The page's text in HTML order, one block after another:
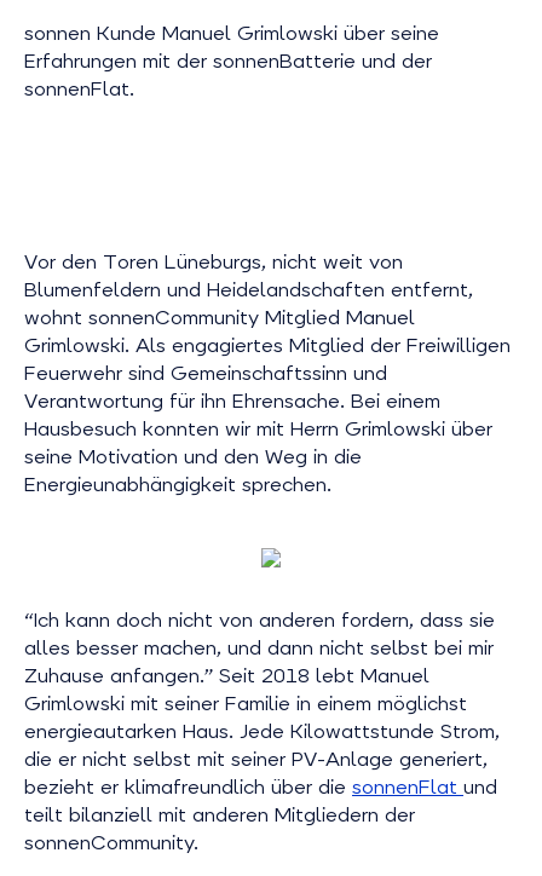
sonnen Kunde Manuel Grimlowski über seine
Erfahrungen mit der sonnenBatterie und der
sonnenFlat.
Vor den Toren Lüneburgs, nicht weit von
Blumenfeldern und Heidelandschaften entfernt,
wohnt sonnenCommunity Mitglied Manuel
Grimlowski. Als engagiertes Mitglied der Freiwilligen
Feuerwehr sind Gemeinschaftssinn und
Verantwortung für ihn Ehrensache. Bei einem
Hausbesuch konnten wir mit Herrn Grimlowski über
seine Motivation und den Weg in die
Energieunabhängigkeit sprechen.
“Ich kann doch nicht von anderen fordern, dass sie
alles besser machen, und dann nicht selbst bei mir
Zuhause anfangen.” Seit 2018 lebt Manuel
Grimlowski mit seiner Familie in einem möglichst
energieautarken Haus. Jede Kilowattstunde Strom,
die er nicht selbst mit seiner PV-Anlage generiert,
bezieht er klimafreundlich über die sonnenFlat und
teilt bilanziell mit anderen Mitgliedern der
sonnenCommunity.